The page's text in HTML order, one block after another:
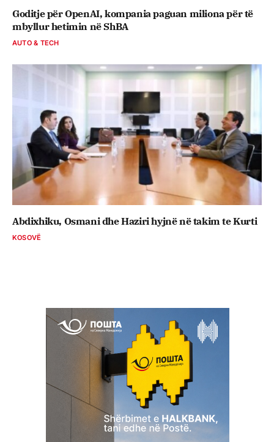
Goditje për OpenAI, kompania paguan miliona për të
mbyllur hetimin në ShBA
AUTO & TECH
Abdixhiku, Osmani dhe Haziri hyjnë në takim te Kurti
KOSOVË